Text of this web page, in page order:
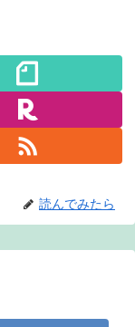
読んでみたら